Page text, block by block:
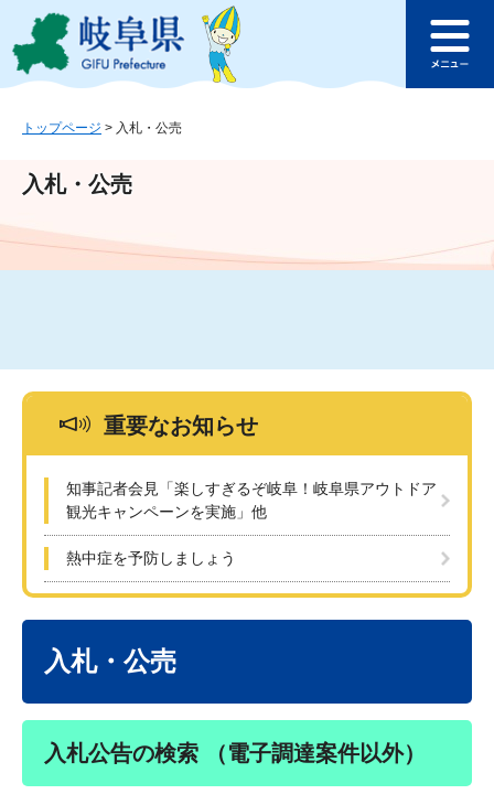
ジ
ュ
文
このページの本文へ
ュ
トップページ > 入札・公売
入札・公売
重要なお知らせ
知事記者会見「楽しすぎるぞ岐阜！岐阜県アウトドア
観光キャンペーンを実施」他
熱中症を予防しましょう
入札・公売
入札公告の検索 （電子調達案件以外）